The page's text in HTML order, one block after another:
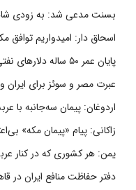
بسنت مدعی شد: به زودی
اسحاق دار: امیدواریم توافق
پایان عمر ۵۰ ساله دلارهای نفتی به دست ایران
عبرت مصر و سوئز برای ایران
اردوغان: پیمان سه‌جانبه با
زاکانی: پیام «پیمان مکه»
یمن: هر کشوری که در کنار
دفتر حفاظت منافع ایران در